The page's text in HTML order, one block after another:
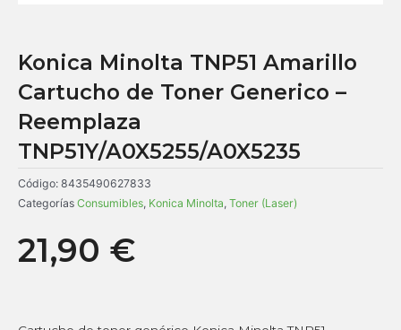
Konica Minolta TNP51 Amarillo
Cartucho de Toner Generico –
Reemplaza
TNP51Y/A0X5255/A0X5235
Código: 8435490627833
Categorías Consumibles, Konica Minolta, Toner (Laser)
21,90 €